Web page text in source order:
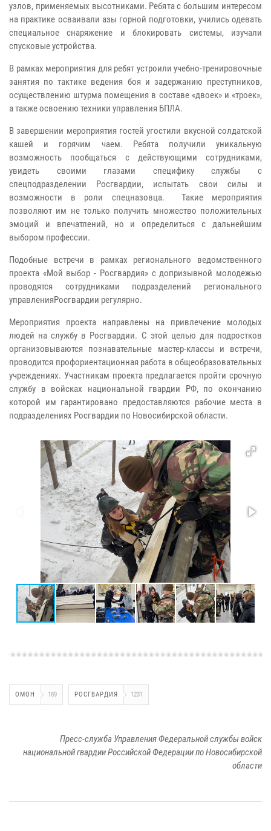
узлов, применяемых высотниками. Ребята с большим интересом
на практике осваивали азы горной подготовки, учились одевать
специальное снаряжение и блокировать системы, изучали
спусковые устройства.
В рамках мероприятия для ребят устроили учебно-тренировочные
занятия по тактике ведения боя и задержанию преступников,
осуществлению штурма помещения в составе «двоек» и «троек»,
а также освоению техники управления БПЛА.
В завершении мероприятия гостей угостили вкусной солдатской
кашей и горячим чаем. Ребята получили уникальную
возможность пообщаться с действующими сотрудниками,
увидеть своими глазами специфику службы с
спецподразделении Росгвардии, испытать свои силы и
возможности в роли спецназовца. Такие мероприятия
позволяют им не только получить множество положительных
эмоций и впечатлений, но и определиться с дальнейшим
выбором профессии.
Подобные встречи в рамках регионального ведомственного
проекта «Мой выбор - Росгвардия» с допризывной молодежью
проводятся сотрудниками подразделений регионального
управленияРосгвардии регулярно.
Мероприятия проекта направлены на привлечение молодых
людей на службу в Росгвардии. С этой целью для подростков
организовываются познавательные мастер-классы и встречи,
проводится профориентационная работа в общеобразовательных
учреждениях. Участникам проекта предлагается пройти срочную
службу в войсках национальной гвардии РФ, по окончанию
которой им гарантировано предоставляются рабочие места в
подразделениях Росгвардии по Новосибирской области.
ОМОН 189 РОСГВАРДИЯ 1231
Пресс-служба Управления Федеральной службы войск
национальной гвардии Российской Федерации по Новосибирской
области